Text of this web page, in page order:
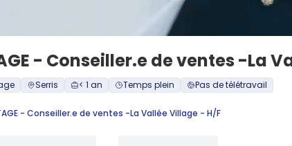
- Conseiller.e de ventes -La
Serris < 1 an Temps plein Pas de télétravail
- Conseiller.e de ventes -La Vallée Village - H/F